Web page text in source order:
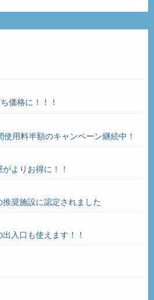
価格に！！！
用料半額のキャンペーン継続中！
よりお得に！！
奨施設に認定されました
入口も使えます！！